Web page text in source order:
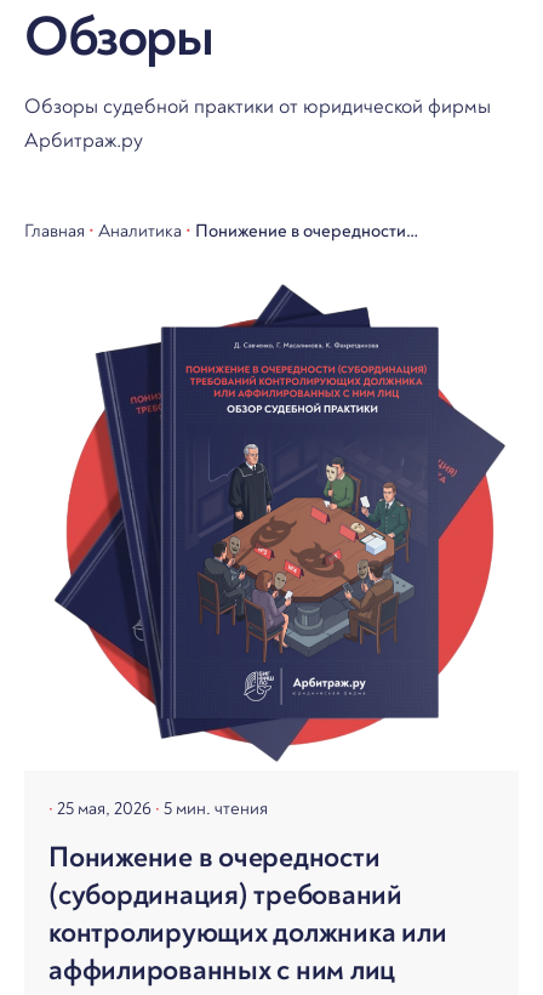
Обзоры
Обзоры судебной практики от юридической фирмы
Арбитраж.ру
Главная • Аналитика • Понижение в очередности
контролирующих должника или
аффилированных с ним лиц
25 мая, 2026 5 мин. чтения
Понижение в очередности
(субординация) требований
контролирующих должника или
аффилированных с ним лиц